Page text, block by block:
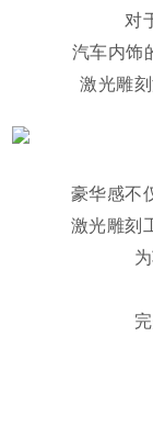
对
汽车内饰
激光雕刻
豪华感不
激光雕刻